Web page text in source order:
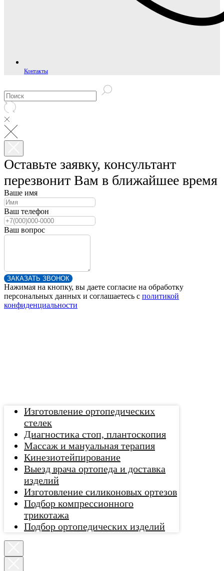
Контакты
Оставьте заявку, консультант
перезвонит Вам в ближайшее время
Ваше имя
Ваш телефон
Ваш вопрос
ЗАКАЗАТЬ ЗВОНОК
Нажимая на кнопку, вы даете согласие на обработку
персональных данных и соглашаетесь c политикой
конфиденциальности
Изготовление ортопедических
стелек
Диагностика стоп, плантоскопия
Массаж и мануальная терапия
Кинезиотейпирование
Выезд врача ортопеда и доставка
изделий
Изготовление силиконовых ортезов
Подбор компрессионного
трикотажа
Подбор ортопедических изделий